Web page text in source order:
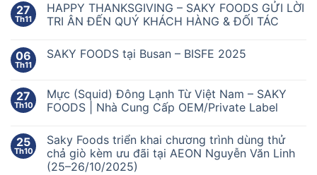
27
Th11
HAPPY THANKSGIVING – SAKY FOODS GỬI LỜI
TRI ÂN ĐẾN QUÝ KHÁCH HÀNG & ĐỐI TÁC
06
Th11
SAKY FOODS tại Busan – BISFE 2025
27
Th10
Mực (Squid) Đông Lạnh Từ Việt Nam – SAKY
FOODS | Nhà Cung Cấp OEM/Private Label
25
Th10
Saky Foods triển khai chương trình dùng thử
chả giò kèm ưu đãi tại AEON Nguyễn Văn Linh
(25–26/10/2025)